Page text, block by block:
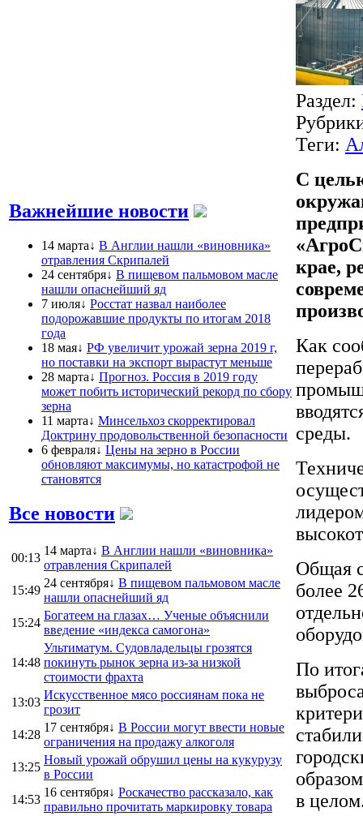
Важнейшие новости
14 марта↓ В Англии нашли «виновника»
отравления Скрипалей
24 сентября↓ В пищевом пальмовом масле
нашли опаснейший яд
7 июля↓ Росстат назвал наиболее
подорожавшие продукты по итогам 2018
года
18 мая↓ РФ увеличит урожай зерна 2019 г,
но поставки на экспорт вырастут меньше
28 марта↓ Прогноз. Россия в 2019 году
может побить исторический рекорд по сбору
зерна
11 марта↓ Минсельхоз скорректировал
Доктрину продовольственной безопасности
6 февраля↓ Цены на зерно в России
обновляют максимумы, но катастрофой не
становятся
Все новости
00:13
14 марта↓ В Англии нашли «виновника»
отравления Скрипалей
15:49
24 сентября↓ В пищевом пальмовом масле
нашли опаснейший яд
15:24
Богатеем на глазах… Ученые объяснили
введение «индекса самогона»
14:48
Ультиматум. Судовладельцы грозятся
покинуть рынок зерна из-за низкой
стоимости фрахта
13:03
Искусственное мясо россиянам пока не
грозит
14:28
17 сентября↓ В России могут ввести новые
ограничения на продажу алкоголя
13:25
Новый урожай обрушил цены на кукурузу
в России
14:53
16 сентября↓ Роскачество рассказало, как
правильно прочитать маркировку товара
Раздел:
Теги:
С
крае,
Как
среды.
Общая
более
По
в